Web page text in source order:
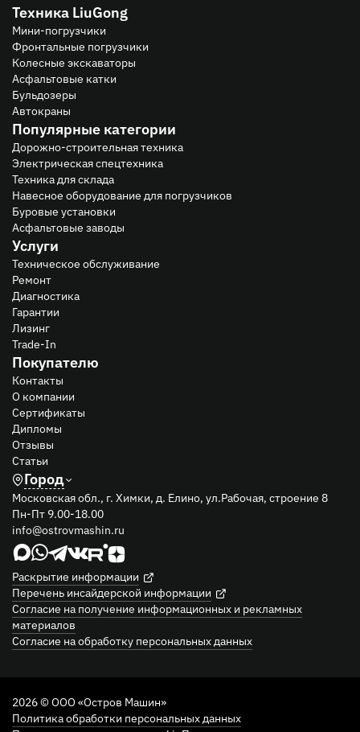
Техника LiuGong
Мини-погрузчики
Фронтальные погрузчики
Колесные экскаваторы
Асфальтовые катки
Бульдозеры
Автокраны
Популярные категории
Дорожно-строительная техника
Электрическая спецтехника
Техника для склада
Навесное оборудование для погрузчиков
Буровые установки
Асфальтовые заводы
Услуги
Техническое обслуживание
Ремонт
Диагностика
Гарантии
Лизинг
Trade-In
Покупателю
Контакты
О компании
Сертификаты
Дипломы
Отзывы
Статьи
Город
Московская обл., г. Химки, д. Елино, ул.Рабочая, строение 8
Пн-Пт 9.00-18.00
info@ostrovmashin.ru
Раскрытие информации
Перечень инсайдерской информации
Согласие на получение информационных и рекламных
материалов
Согласие на обработку персональных данных
2026 © ООО «Остров Машин»
Политика обработки персональных данных